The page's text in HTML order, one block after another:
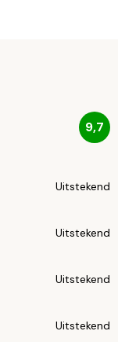
9,7
Uitstekend
Uitstekend
Uitstekend
Uitstekend